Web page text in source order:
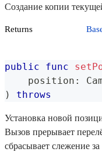
Создание копии
Returns
public func
    position
:
)
throws
Установка новой
Вызов прерывает
сбрасывает слежение